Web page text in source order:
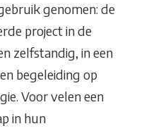
genomen: de
project in de
zelfstandig, in een
begeleiding op
Voor velen een
in hun